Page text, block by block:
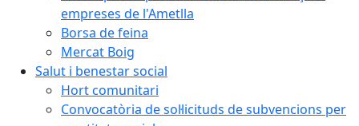
empreses de l'Ametlla
Borsa de feina
Mercat Boig
Salut i benestar social
Hort comunitari
Convocatòria de sol·licituds de subvencions per